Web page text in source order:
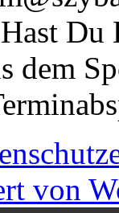
Du
dem
von